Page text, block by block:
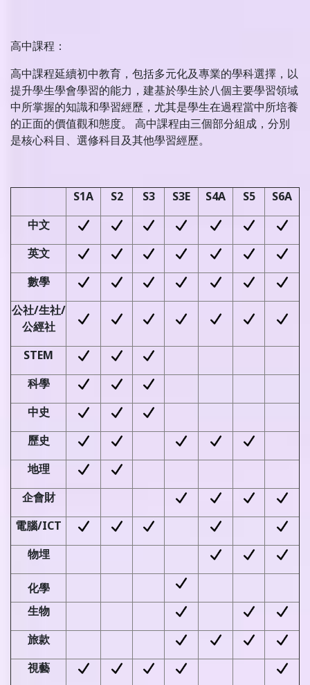
高中課程：
高中課程延續初中教育，包括多元化及專業的學科選擇，以
提升學生學會學習的能力，建基於學生於八個主要學習領域
中所掌握的知識和學習經歷，尤其是學生在過程當中所培養
的正面的價值觀和態度。 高中課程由三個部分組成，分別
是核心科目、選修科目及其他學習經歷。
S1A S2 S3 S3E S4A S5
S6A
中文
英文
數學
公社/生社/
公經社
STEM
科學
中史
歷史
地理
企會財
電腦/ICT
物埋
化學
生物
旅款
視藝